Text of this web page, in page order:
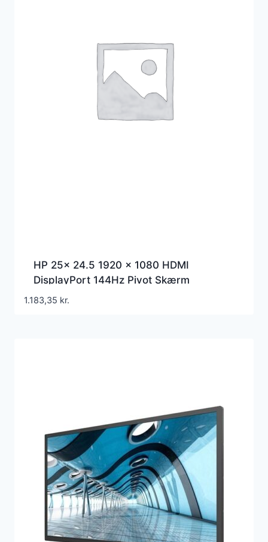
HP 25x 24.5 1920 x 1080 HDMI
DisplayPort 144Hz Pivot Skærm
1.183,35 kr.